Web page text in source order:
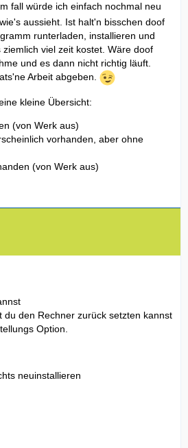
fall würde ich einfach nochmal neu
aussieht. Ist halt'n bisschen doof
runterladen, installieren und
viel zeit kostet. Wäre doof
und es dann nicht richtig läuft.
Arbeit abgeben.
kleine Übersicht:
(von Werk aus)
vorhanden, aber ohne
(von Werk aus)
du den Rechner zurück setzten kannst
Option.
neuinstallieren